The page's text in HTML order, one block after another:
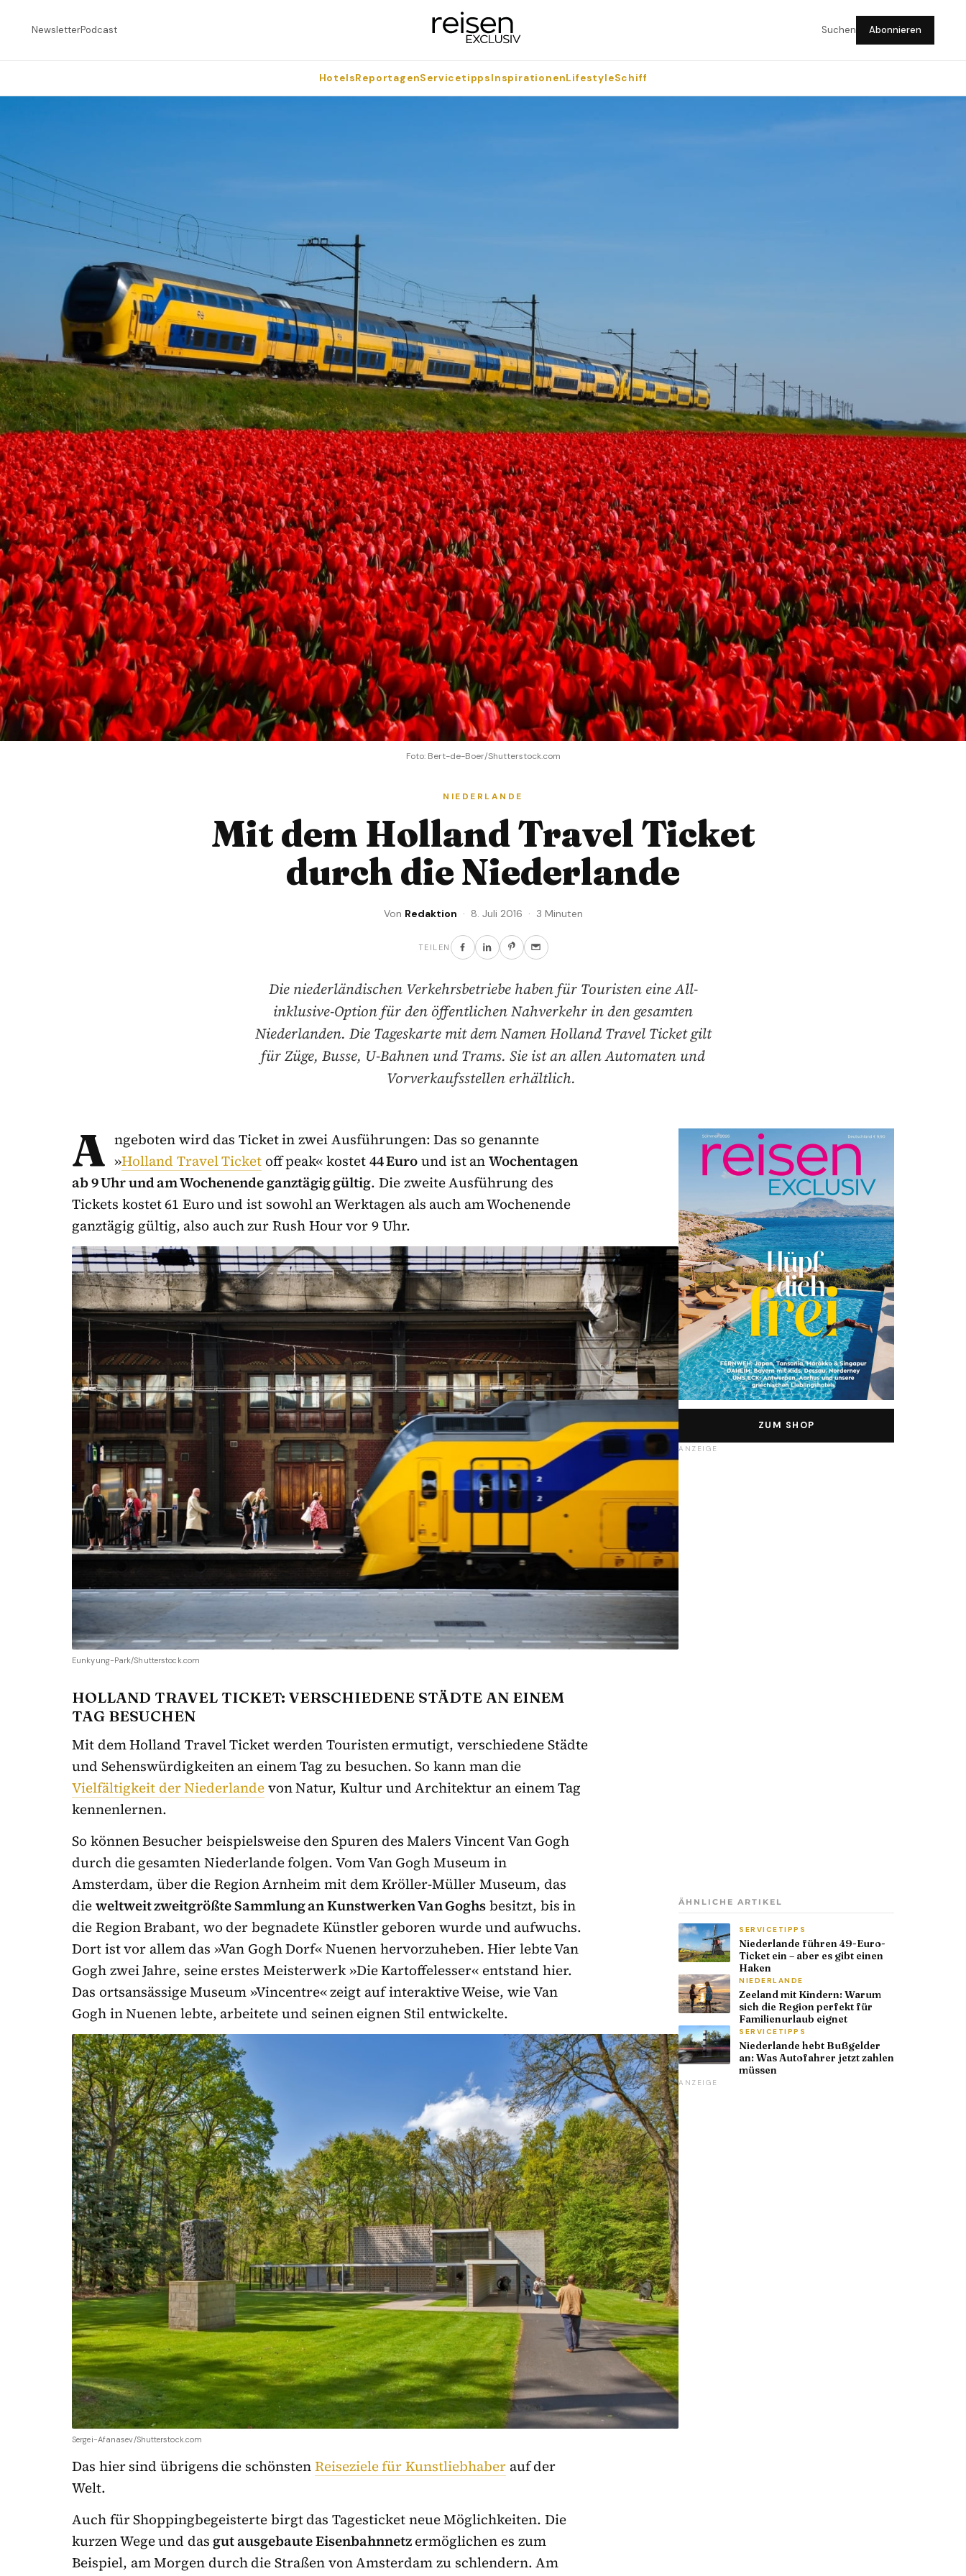
NewsletterPodcast Suchen Abonnieren
HotelsReportagenServicetippsInspirationenLifestyleSchiff
Foto: Bert-de-Boer/Shutterstock.com
NIEDERLANDE
Mit dem Holland Travel Ticket
durch die Niederlande
Von Redaktion · 8. Juli 2016 · 3 Minuten
TEILEN
Die niederländischen Verkehrsbetriebe haben für Touristen eine All-
inklusive-Option für den öffentlichen Nahverkehr in den gesamten
Niederlanden. Die Tageskarte mit dem Namen Holland Travel Ticket gilt
für Züge, Busse, U-Bahnen und Trams. Sie ist an allen Automaten und
Vorverkaufsstellen erhältlich.
A ngeboten wird das Ticket in zwei Ausführungen: Das so genannte
»Holland Travel Ticket off peak« kostet44 Euround ist anWochentagen
ab 9 Uhr und am Wochenende ganztägig gültig. Die zweite Ausführung des
Tickets kostet 61 Euro und ist sowohl an Werktagen als auch am Wochenende
ganztägig gültig, also auch zur Rush Hour vor 9 Uhr.
Eunkyung-Park/Shutterstock.com
HOLLAND TRAVEL TICKET: VERSCHIEDENE STÄDTE AN EINEM
TAG BESUCHEN
Mit dem Holland Travel Ticket werden Touristen ermutigt, verschiedene Städte
und Sehenswürdigkeiten an einem Tag zu besuchen. So kann man die
Vielfältigkeit der Niederlandevon Natur, Kultur und Architektur an einem Tag
kennenlernen.
So können Besucher beispielsweise den Spuren des Malers Vincent Van Gogh
durch die gesamten Niederlande folgen. Vom Van Gogh Museum in
Amsterdam, über die Region Arnheim mit dem Kröller-Müller Museum, das
dieweltweit zweitgrößte Sammlung an Kunstwerken Van Goghsbesitzt, bis in
die Region Brabant, wo der begnadete Künstler geboren wurde und aufwuchs.
Dort ist vor allem das »Van Gogh Dorf« Nuenen hervorzuheben. Hier lebte Van
Gogh zwei Jahre, seine erstes Meisterwerk »Die Kartoffelesser« entstand hier.
Das ortsansässige Museum »Vincentre« zeigt auf interaktive Weise, wie Van
Gogh in Nuenen lebte, arbeitete und seinen eignen Stil entwickelte.
Sergei-Afanasev/Shutterstock.com
Das hier sind übrigens die schönstenReiseziele für Kunstliebhaberauf der
Welt.
Auch für Shoppingbegeisterte birgt das Tagesticket neue Möglichkeiten. Die
kurzen Wege und das gut ausgebaute Eisenbahnnetzermöglichen es zum
Beispiel, am Morgen durch die Straßen von Amsterdam zu schlendern. Am
ZUM SHOP
ANZEIGE
ÄHNLICHE ARTIKEL
SERVICETIPPS
Niederlande führen 49-Euro-
Ticket ein – aber es gibt einen
Haken
NIEDERLANDE
Zeeland mit Kindern: Warum
sich die Region perfekt für
Familienurlaub eignet
SERVICETIPPS
Niederlande hebt Bußgelder
an: Was Autofahrer jetzt zahlen
müssen
ANZEIGE